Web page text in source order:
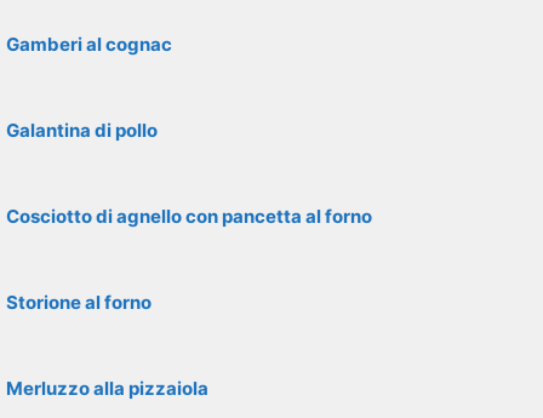
Gamberi al cognac
Galantina di pollo
Cosciotto di agnello con pancetta al forno
Storione al forno
Merluzzo alla pizzaiola